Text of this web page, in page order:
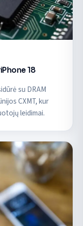
18
su DRAM
CXMT, kur
leidimai.